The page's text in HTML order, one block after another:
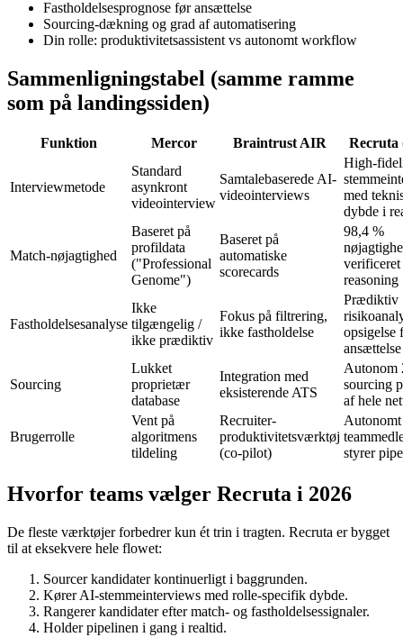
Fastholdelsesprognose før ansættelse
Sourcing-dækning og grad af automatisering
Din rolle: produktivitetsassistent vs autonomt workflow
Sammenligningstabel (samme ramme
som på landingssiden)
Funktion Mercor Braintrust AIR Recruta
Interviewmetode
Standard
asynkront
videointerview
Samtalebaserede AI-
videointerviews
High-
med
dybde i
Match-nøjagtighed
Baseret på
profildata
("Professional
Genome")
Baseret på
automatiske
scorecards
98,4 %
reasoning
Fastholdelsesanalyse
Ikke
tilgængelig /
ikke prædiktiv
Fokus på filtrering,
ikke fastholdelse
Prædiktiv
opsigelse
ansættelse
Sourcing
Lukket
proprietær
database
Integration med
eksisterende ATS
Autonom
sourcing
af hele
Brugerrolle
Vent på
algoritmens
tildeling
Recruiter-
produktivitetsværktøj
(co-pilot)
Autonomt
styrer
Hvorfor teams vælger Recruta i 2026
De fleste værktøjer forbedrer kun ét trin i tragten. Recruta er bygget
til at eksekvere hele flowet:
Sourcer kandidater kontinuerligt i baggrunden.
Kører AI-stemmeinterviews med rolle-specifik dybde.
Rangerer kandidater efter match- og fastholdelsessignaler.
Holder pipelinen i gang i realtid.